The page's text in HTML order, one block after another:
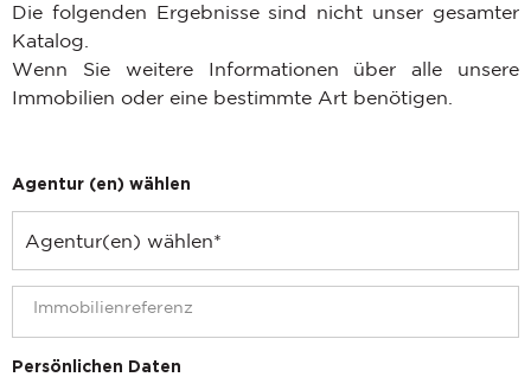
Die folgenden Ergebnisse sind nicht unser gesamter
Katalog.
Wenn Sie weitere Informationen über alle unsere
Immobilien oder eine bestimmte Art benötigen.
Agentur (en) wählen
Persönlichen Daten